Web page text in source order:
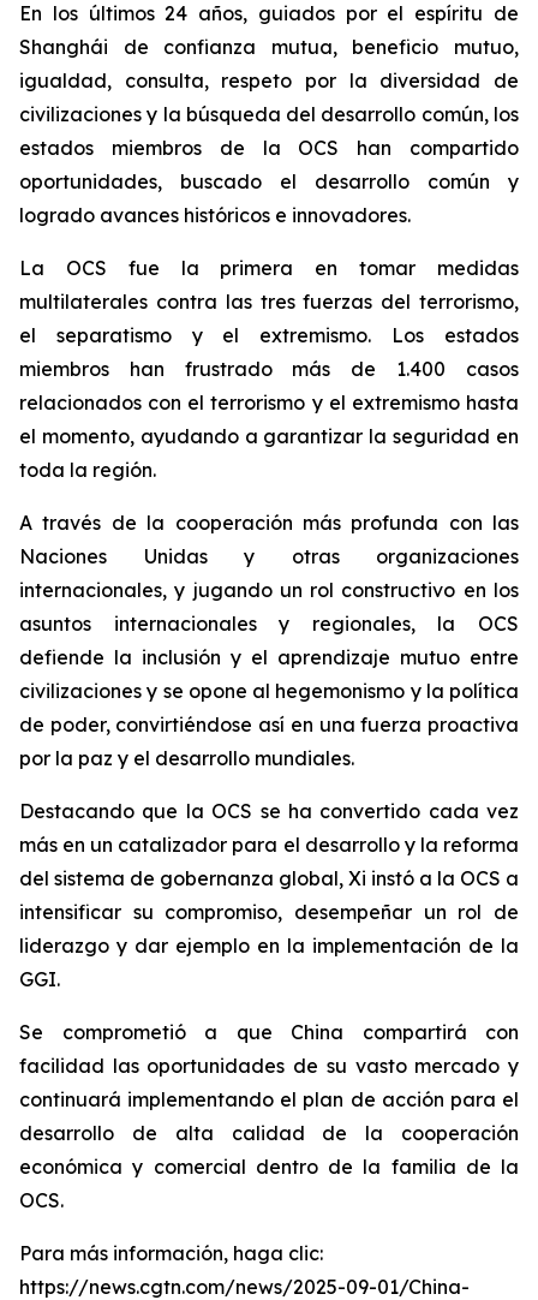
En los últimos 24 años, guiados por el espíritu de
Shanghái de confianza mutua, beneficio mutuo,
igualdad, consulta, respeto por la diversidad de
civilizaciones y la búsqueda del desarrollo común, los
estados miembros de la OCS han compartido
oportunidades, buscado el desarrollo común y
logrado avances históricos e innovadores.
La OCS fue la primera en tomar medidas
multilaterales contra las tres fuerzas del terrorismo,
el separatismo y el extremismo. Los estados
miembros han frustrado más de 1.400 casos
relacionados con el terrorismo y el extremismo hasta
el momento, ayudando a garantizar la seguridad en
toda la región.
A través de la cooperación más profunda con las
Naciones Unidas y otras organizaciones
internacionales, y jugando un rol constructivo en los
asuntos internacionales y regionales, la OCS
defiende la inclusión y el aprendizaje mutuo entre
civilizaciones y se opone al hegemonismo y la política
de poder, convirtiéndose así en una fuerza proactiva
por la paz y el desarrollo mundiales.
Destacando que la OCS se ha convertido cada vez
más en un catalizador para el desarrollo y la reforma
del sistema de gobernanza global, Xi instó a la OCS a
intensificar su compromiso, desempeñar un rol de
liderazgo y dar ejemplo en la implementación de la
GGI.
Se comprometió a que China compartirá con
facilidad las oportunidades de su vasto mercado y
continuará implementando el plan de acción para el
desarrollo de alta calidad de la cooperación
económica y comercial dentro de la familia de la
OCS.
Para más información, haga clic:
https://news.cgtn.com/news/2025-09-01/China-